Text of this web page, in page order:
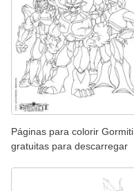
Páginas para colorir Gormiti
gratuitas para descarregar